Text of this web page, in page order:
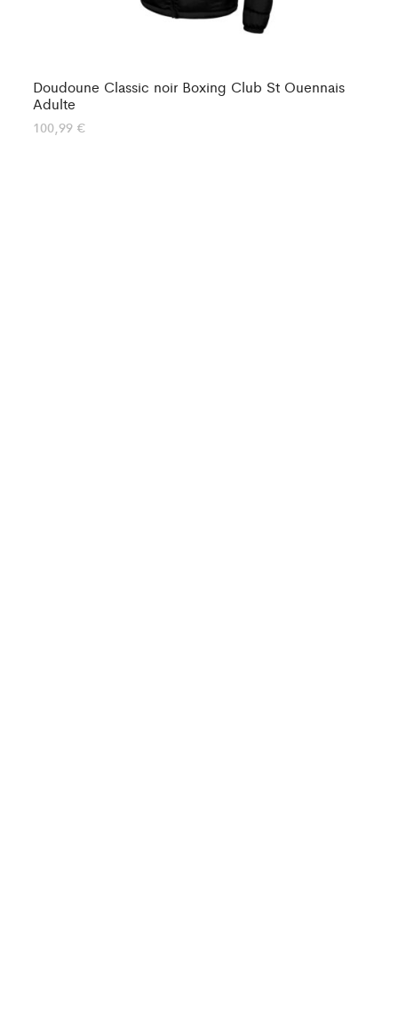
Doudoune Classic noir Boxing Club St Ouennais
Adulte
100,99 €